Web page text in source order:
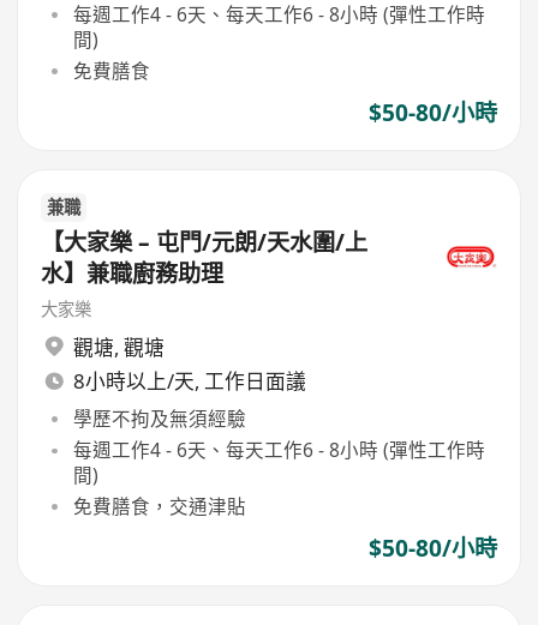
每週工作4 - 6天、每天工作6 - 8小時 (彈性工作時
間)
免費膳食
$50-80/小時
兼職
【大家樂 – 屯門/元朗/天水圍/上
水】兼職廚務助理
大家樂
觀塘, 觀塘
8小時以上/天, 工作日面議
學歷不拘及無須經驗
每週工作4 - 6天、每天工作6 - 8小時 (彈性工作時
間)
免費膳食，交通津貼
$50-80/小時